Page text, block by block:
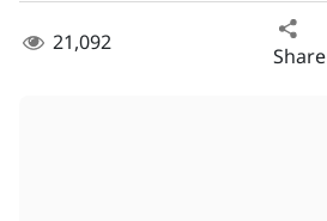
21,092 Share